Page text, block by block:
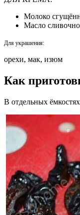
Молоко
Масло
Для украшения:
орехи, мак, изюм
Как
В отдельных